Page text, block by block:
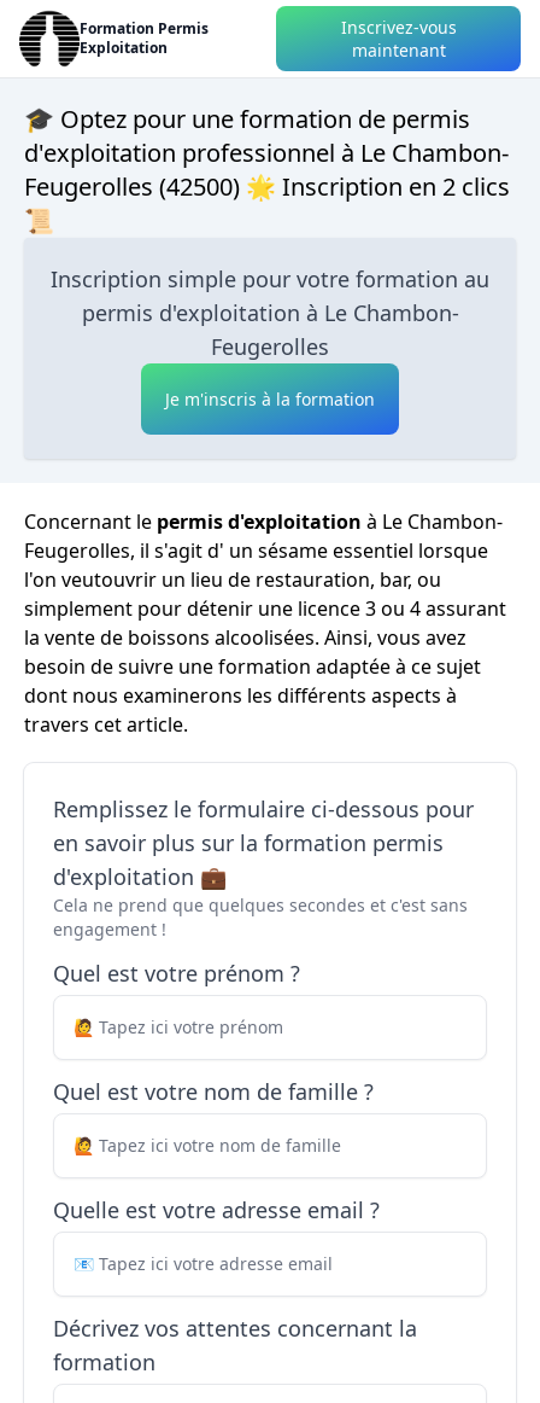
Formation Permis
Exploitation
Inscrivez-vous
maintenant
🎓 Optez pour une formation de permis
d'exploitation professionnel à Le Chambon-
Feugerolles (42500) 🌟 Inscription en 2 clics
📜
Inscription simple pour votre formation au
permis d'exploitation à Le Chambon-
Feugerolles
Je m'inscris à la formation
Concernant le permis d'exploitation à Le Chambon-
Feugerolles, il s'agit d' un sésame essentiel lorsque
l'on veutouvrir un lieu de restauration, bar, ou
simplement pour détenir une licence 3 ou 4 assurant
la vente de boissons alcoolisées. Ainsi, vous avez
besoin de suivre une formation adaptée à ce sujet
dont nous examinerons les différents aspects à
travers cet article.
Remplissez le formulaire ci-dessous pour
en savoir plus sur la formation permis
d'exploitation 💼
Cela ne prend que quelques secondes et c'est sans
engagement !
Quel est votre prénom ?
Quel est votre nom de famille ?
Quelle est votre adresse email ?
Décrivez vos attentes concernant la
formation